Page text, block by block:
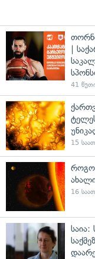
|
41
15
16
საია: